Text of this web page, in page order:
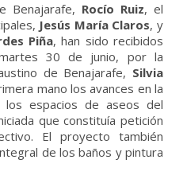
Benajarafe, Rocío Ruiz, el
Jesús María Claros, y
Piña, han sido recibidos
30 de junio, por la
de Benajarafe, Silvia
mano los avances en la
espacios de aseos del
que constituía petición
El proyecto también
de los baños y pintura